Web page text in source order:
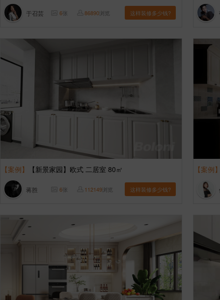
于召芸 6张 86890浏览 这样装修多少钱?
【案例】 【新景家园】欧式 二居室 80㎡
蒋胜 6张 112149浏览 这样装修多少钱?
【案例